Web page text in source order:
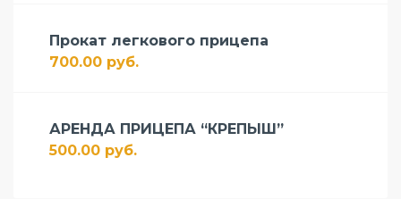
Прокат легкового прицепа
700.00 руб.
АРЕНДА ПРИЦЕПА “КРЕПЫШ”
500.00 руб.